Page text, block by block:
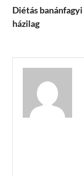
Diétás banánfagyi
házilag